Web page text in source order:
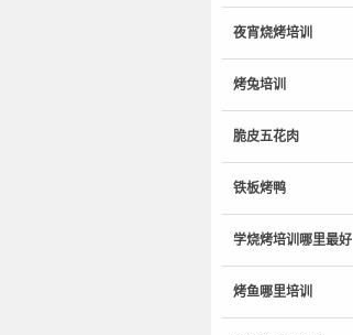
夜宵烧烤培训
烤兔培训
脆皮五花肉
铁板烤鸭
学烧烤培训哪里最好
烤鱼哪里培训